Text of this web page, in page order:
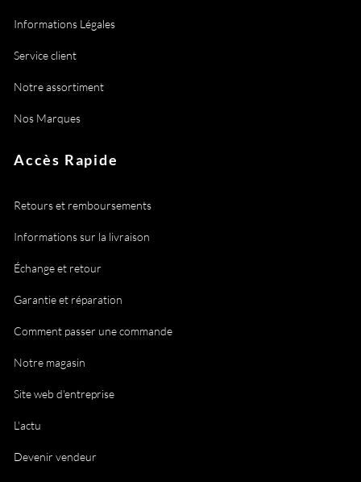
Informations Légales
Service client
Notre assortiment
Nos Marques
Accès Rapide
Retours et remboursements
Informations sur la livraison
Échange et retour
Garantie et réparation
Comment passer une commande
Notre magasin
Site web d'entreprise
L'actu
Devenir vendeur